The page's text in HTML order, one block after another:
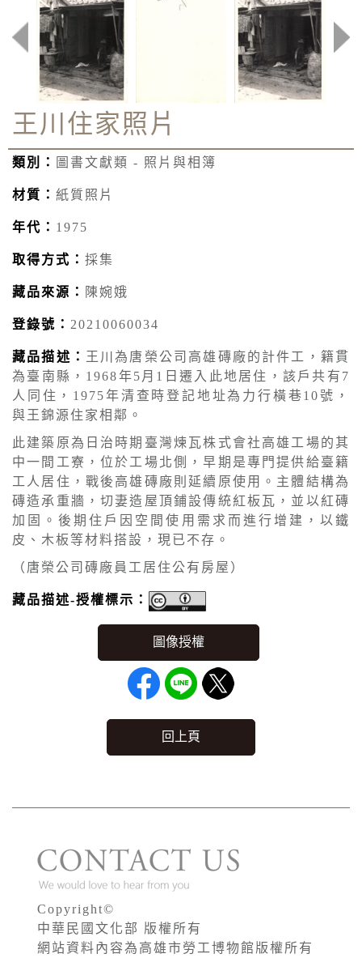
王川住家照片
類別： 圖書文獻類 - 照片與相簿
材質： 紙質照片
年代： 1975
取得方式： 採集
藏品來源： 陳婉娥
登錄號： 20210060034
藏品描述： 王川為唐榮公司高雄磚廠的計件工，籍貫
為臺南縣，1968年5月1日遷入此地居住，該戶共有7
人同住，1975年清查時登記地址為力行橫巷10號，
與王錦源住家相鄰。
此建築原為日治時期臺灣煉瓦株式會社高雄工場的其
中一間工寮，位於工場北側，早期是專門提供給臺籍
工人居住，戰後高雄磚廠則延續原使用。主體結構為
磚造承重牆，切妻造屋頂鋪設傳統紅板瓦，並以紅磚
加固。後期住戶因空間使用需求而進行增建，以鐵
皮、木板等材料搭設，現已不存。
（唐榮公司磚廠員工居住公有房屋）
藏品描述-授權標示：
回上頁
Copyright©
中華民國文化部 版權所有
網站資料內容為高雄市勞工博物館版權所有